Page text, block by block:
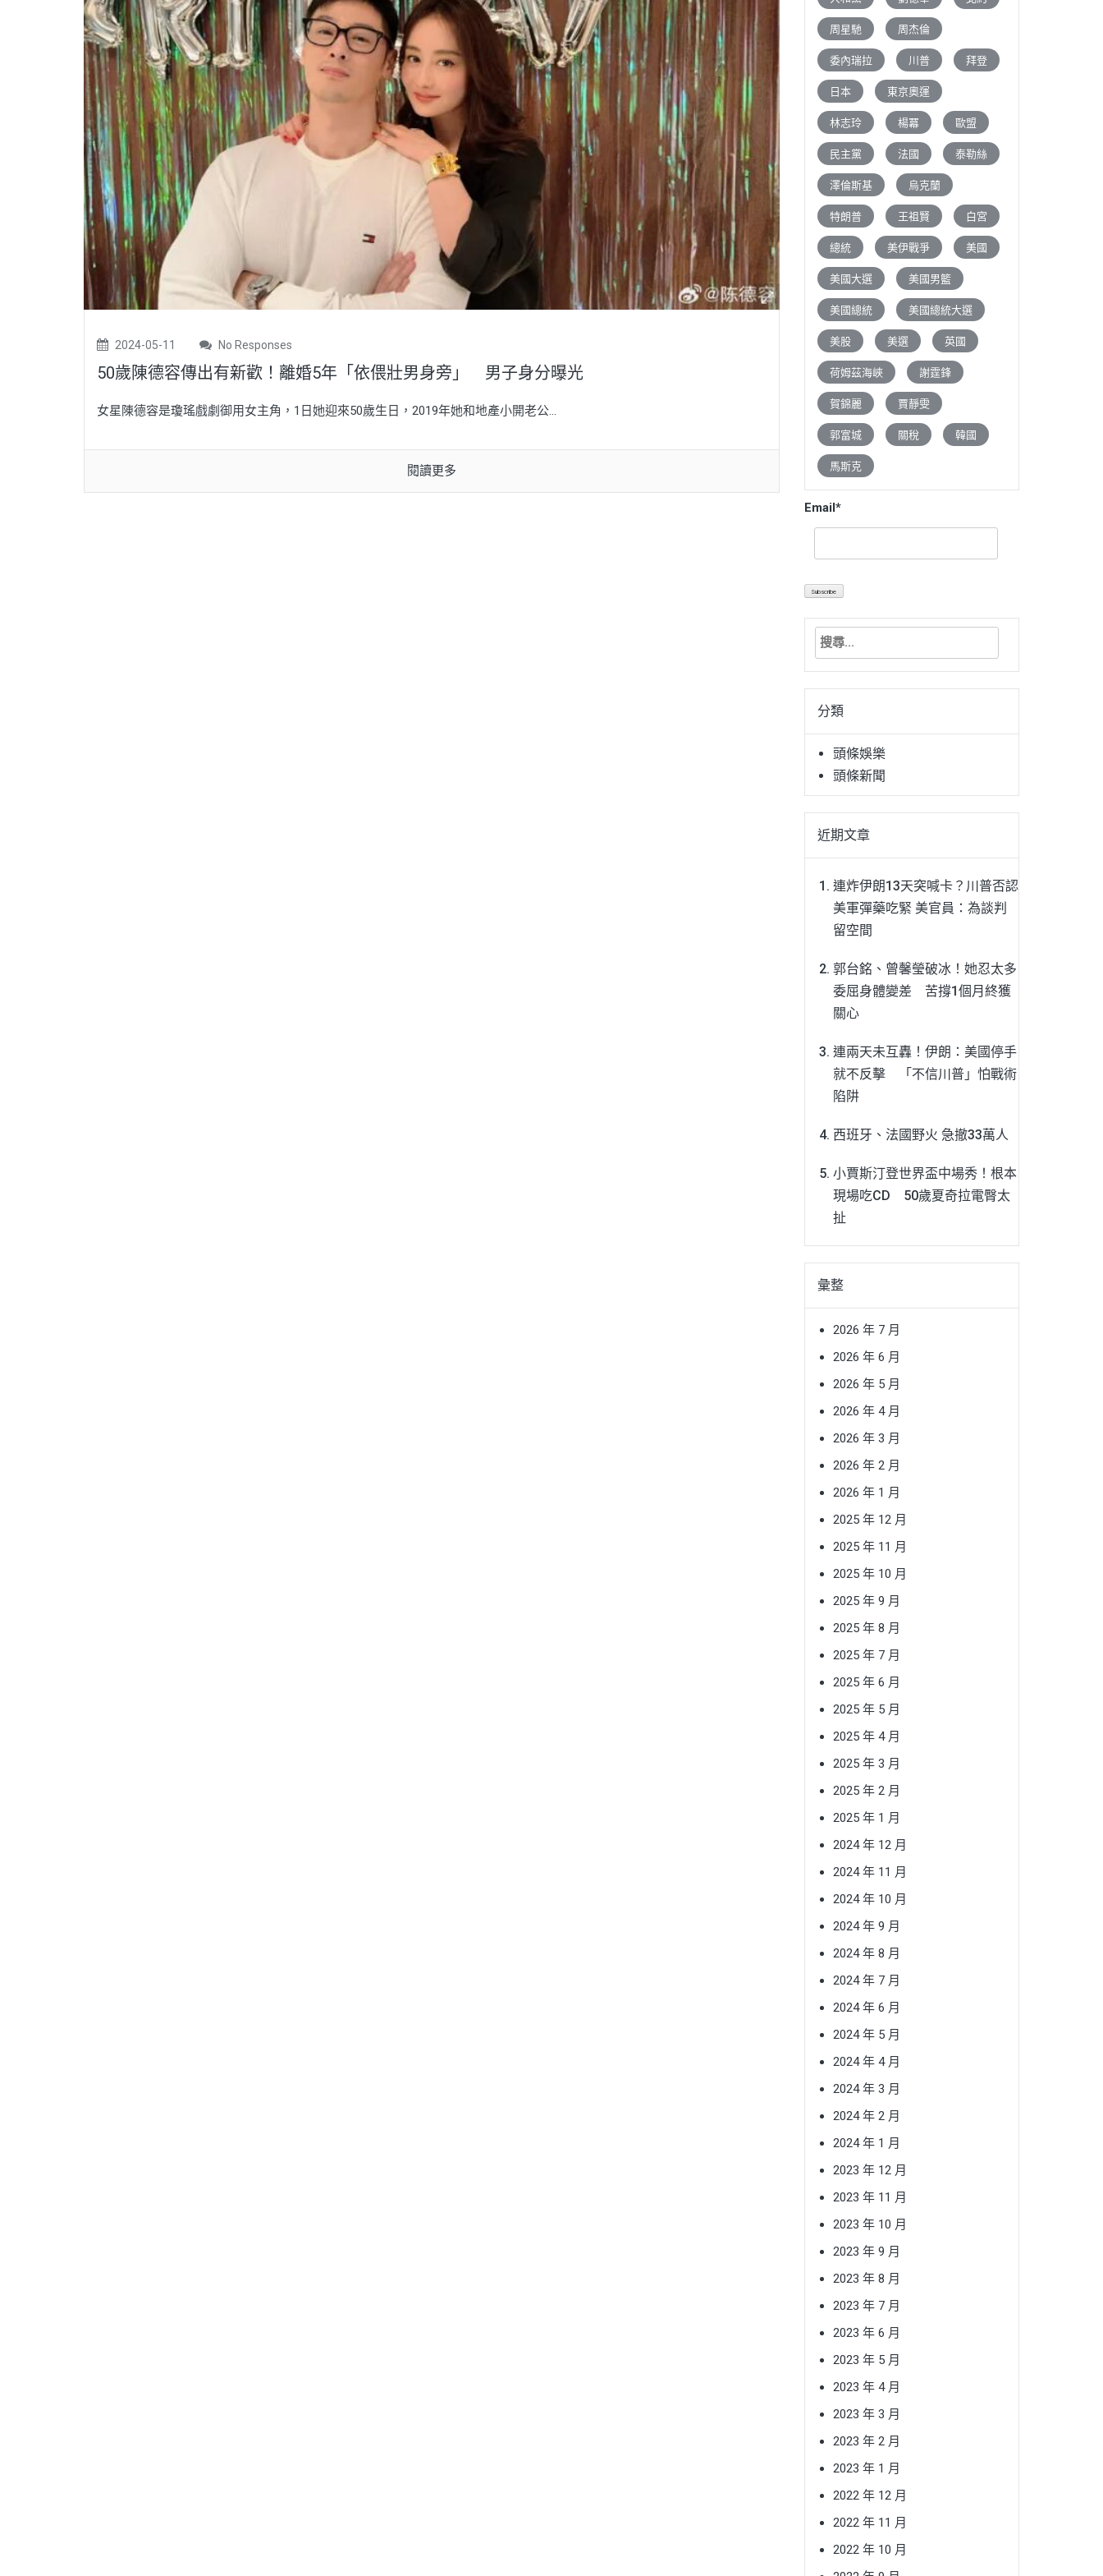
2024-05-11 No Responses
50歲陳德容傳出有新歡！離婚5年「依偎壯男身旁」 男子身分曝光
女星陳德容是瓊瑤戲劇御用女主角，1日她迎來50歲生日，2019年她和地產小開老公...
閱讀更多
周星馳 周杰倫
委內瑞拉 川普 拜登
日本 東京奧運
林志玲 楊冪 歐盟
民主黨 法國 泰勒絲
澤倫斯基 烏克蘭
特朗普 王祖賢 白宮
總統 美伊戰爭 美國
美國大選 美國男籃
美國總統 美國總統大選
美股 美選 英國
荷姆茲海峽 謝霆鋒
賀錦麗 賈靜雯
郭富城 關稅 韓國
馬斯克
Email*
搜
關
字:分類
頭條娛樂
頭條新聞
近期文章
連炸伊朗13天突喊卡？川普否認
美軍彈藥吃緊 美官員：為談判
留空間
郭台銘、曾馨瑩破冰！她忍太多
委屈身體變差 苦撐1個月終獲
關心
連兩天未互轟！伊朗：美國停手
就不反擊 「不信川普」怕戰術
陷阱
西班牙、法國野火 急撤33萬人
小賈斯汀登世界盃中場秀！根本
現場吃CD 50歲夏奇拉電臀太
扯
彙整
2026 年 7 月
2026 年 6 月
2026 年 5 月
2026 年 4 月
2026 年 3 月
2026 年 2 月
2026 年 1 月
2025 年 12 月
2025 年 11 月
2025 年 10 月
2025 年 9 月
2025 年 8 月
2025 年 7 月
2025 年 6 月
2025 年 5 月
2025 年 4 月
2025 年 3 月
2025 年 2 月
2025 年 1 月
2024 年 12 月
2024 年 11 月
2024 年 10 月
2024 年 9 月
2024 年 8 月
2024 年 7 月
2024 年 6 月
2024 年 5 月
2024 年 4 月
2024 年 3 月
2024 年 2 月
2024 年 1 月
2023 年 12 月
2023 年 11 月
2023 年 10 月
2023 年 9 月
2023 年 8 月
2023 年 7 月
2023 年 6 月
2023 年 5 月
2023 年 4 月
2023 年 3 月
2023 年 2 月
2023 年 1 月
2022 年 12 月
2022 年 11 月
2022 年 10 月